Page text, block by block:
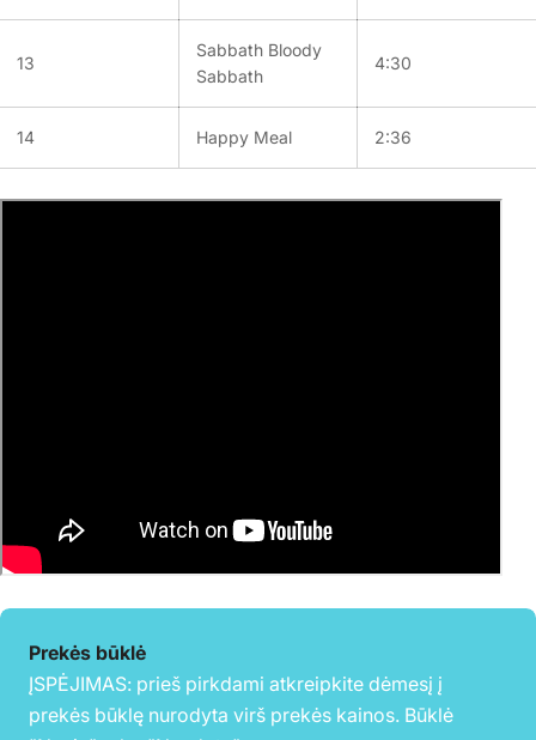
13
Sabbath Bloody
Sabbath
4:30
14 Happy Meal 2:36
Prekės būklė
ĮSPĖJIMAS: prieš pirkdami atkreipkite dėmesį į
prekės būklę nurodyta virš prekės kainos. Būklė